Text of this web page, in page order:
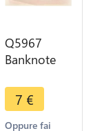
Q5967
Banknote
China 5 Fen
Hainan
Bank Sun
7 €
Oppure fai